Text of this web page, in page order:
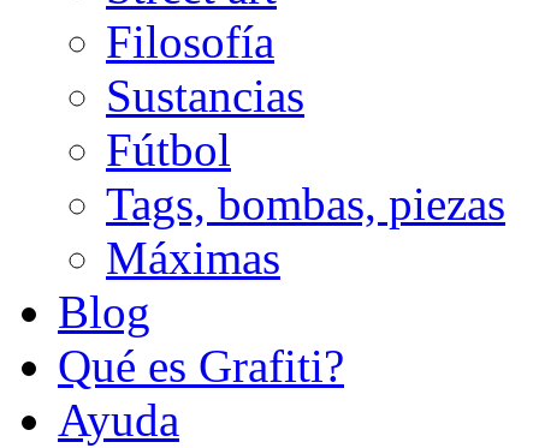
Filosofía
Sustancias
Fútbol
Tags, bombas, piezas
Máximas
Blog
Qué es Grafiti?
Ayuda